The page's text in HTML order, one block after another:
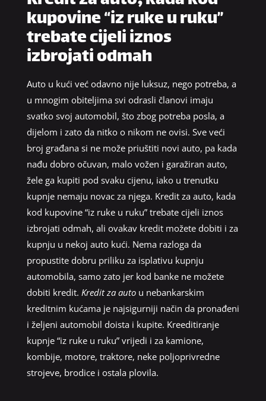
kupovine “iz ruke u ruku”
trebate cijeli iznos
izbrojati odmah
Auto u kući već odavno nije luksuz, nego potreba, a
u mnogim obiteljima svi odrasli članovi imaju
svatko svoj automobil, što zbog potreba posla, a
dijelom i zato da nitko o nikom ne ovisi. Sve veći
broj građana si ne može priuštiti novi auto, pa kada
nađu dobro očuvan, malo vožen i garažiran auto,
žele ga kupiti pod svaku cijenu, iako u trenutku
kupnje nemaju novac za njega. Kredit za auto, kada
kod kupovine “iz ruke u ruku” trebate cijeli iznos
izbrojati odmah, ali ovakav kredit možete dobiti i za
kupnju u nekoj auto kući. Nema razloga da
propustite dobru priliku za isplativu kupnju
automobila, samo zato jer kod banke ne možete
dobiti kredit. Kredit za autou nebankarskim
kreditnim kućama je najsigurniji način da pronađeni
i željeni automobil doista i kupite. Kreeditiranje
kupnje “iz ruke u ruku” vrijedi i za kamione,
kombije, motore, traktore, neke poljoprivredne
strojeve, brodice i ostala plovila.